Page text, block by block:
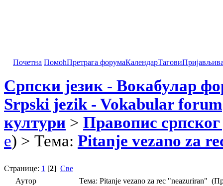
Почетна ПомоћПретрага форумаКалендарТагови
Српски језик - Вокабулар
Srpski jezik - Vokabular forum
култури > Правопис српског
e) > Тема: Pitanje vezano za
Странице: 1 [2] Све
Аутор
Тема: Pitanje vezano za rec "neazuriran"